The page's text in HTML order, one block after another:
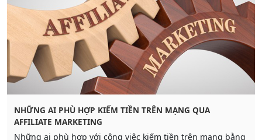
NHỮNG AI PHÙ HỢP KIẾM TIỀN TRÊN MẠNG QUA
AFFILIATE MARKETING
Những ai phù hợp với công việc kiếm tiền trên mạng bằng